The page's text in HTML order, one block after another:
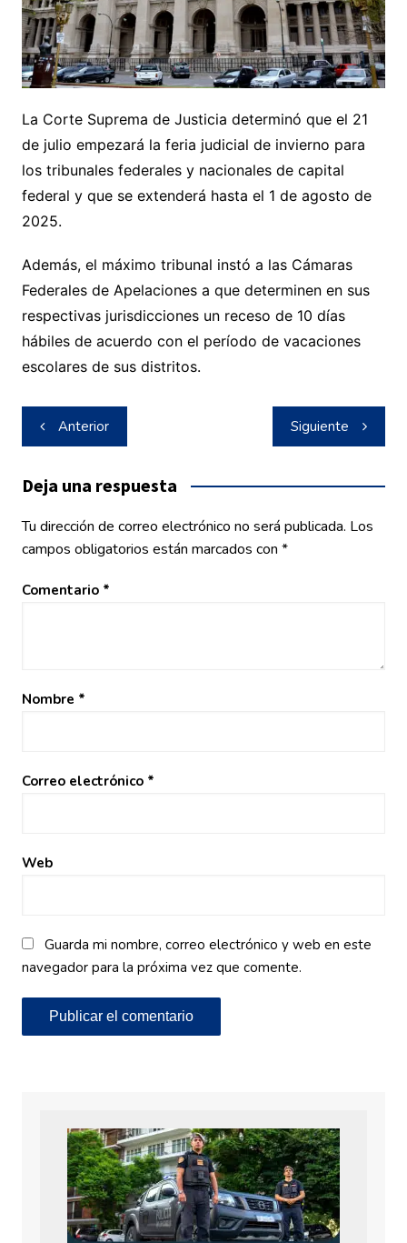
La Corte Suprema de Justicia determinó que el 21
de julio empezará la feria judicial de invierno para
los tribunales federales y nacionales de capital
federal y que se extenderá hasta el 1 de agosto de
2025.
Además, el máximo tribunal instó a las Cámaras
Federales de Apelaciones a que determinen en sus
respectivas jurisdicciones un receso de 10 días
hábiles de acuerdo con el período de vacaciones
escolares de sus distritos.
Navegación
de
entradas
Anterior Siguiente
Deja una respuesta
Tu dirección de correo electrónico no será publicada. Los
campos obligatorios están marcados con *
Comentario *
Nombre *
Correo electrónico *
Web
Guarda mi nombre, correo electrónico y web en este
navegador para la próxima vez que comente.